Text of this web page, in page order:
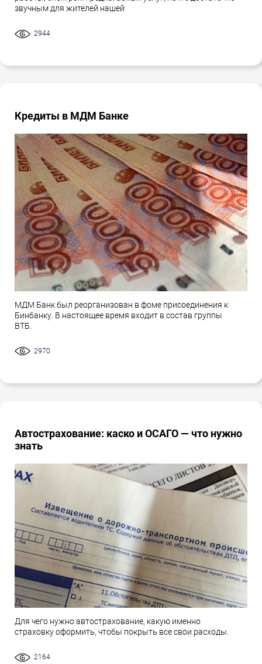
звучным для жителей нашей
2944
Кредиты в МДМ Банке
МДМ Банк был реорганизован в фоме присоединения к
Бинбанку. В настоящее время входит в состав группы
ВТБ.
2970
Автострахование: каско и ОСАГО — что нужно
знать
Для чего нужно автострахование, какую именно
страховку оформить, чтобы покрыть все свои расходы.
2164